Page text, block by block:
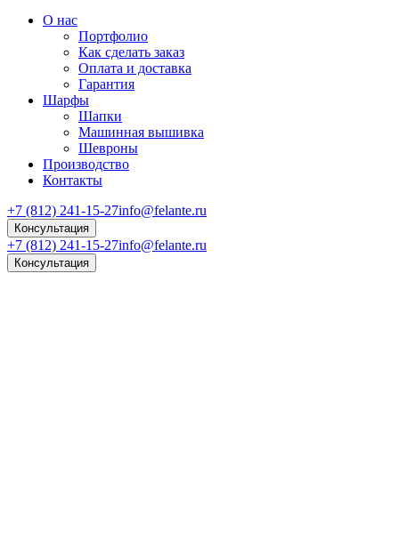
О нас
Портфолио
Как сделать заказ
Оплата и доставка
Гарантия
Шарфы
Шапки
Машинная вышивка
Шевроны
Производство
Контакты
+7 (812) 241-15-27info@felante.ru
Консультация
+7 (812) 241-15-27info@felante.ru
Консультация